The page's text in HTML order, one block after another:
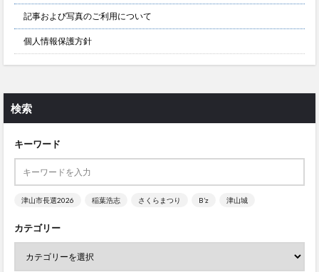
記事および写真のご利用について
個人情報保護方針
検索
キーワード
津山市長選2026 稲葉浩志 さくらまつり B’z 津山城
カテゴリー